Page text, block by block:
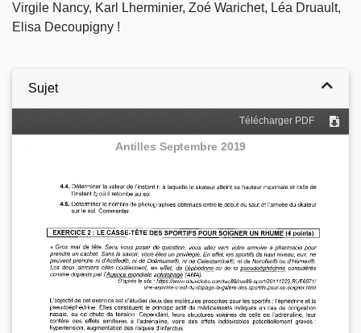
Virgile Nancy, Karl Lherminier, Zoé Warichet, Léa Druault,
Elisa Decoupigny !
Sujet